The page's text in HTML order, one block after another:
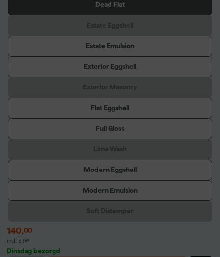
Dead Flat
Estate Emulsion
Exterior Eggshell
Flat Eggshell
Full Gloss
Modern Eggshell
Modern Emulsion
140,00
incl. BTW
Dinsdag bezorgd